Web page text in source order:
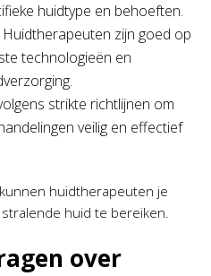
huidtype en behoeften.
Huidtherapeuten zijn goed op
technologieën en
strikte richtlijnen om
veilig en effectief
huidtherapeuten je
huid te bereiken.
over